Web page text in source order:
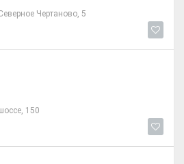
Чертаново, 5
150